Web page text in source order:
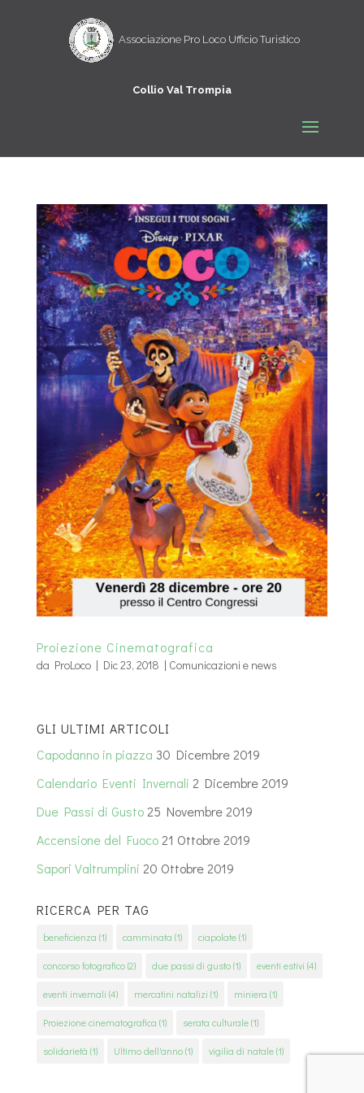
Proiezione Cinematografica
da ProLoco| Dic 23, 2018 | Comunicazioni e news
GLI ULTIMI ARTICOLI
Capodanno in piazza 30 Dicembre 2019
Calendario Eventi Invernali 2 Dicembre 2019
Due Passi di Gusto 25 Novembre 2019
Accensione del Fuoco 21 Ottobre 2019
Sapori Valtrumplini 20 Ottobre 2019
RICERCA PER TAG
beneficienza (1) camminata (1) ciapolate(1)
concorso fotografico(2) due passi di gusto(1) eventi estivi (4)
eventi invernali (4) mercatini natalizi (1) miniera (1)
Proiezione cinematografica (1) serata culturale(1)
solidarietà (1) Ultimo dell'anno(1) vigilia di natale(1)